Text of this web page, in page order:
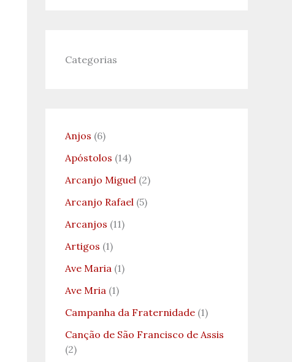
Categorias
Anjos (6)
Apóstolos (14)
Arcanjo Miguel (2)
Arcanjo Rafael (5)
Arcanjos (11)
Artigos (1)
Ave Maria (1)
Ave Mria (1)
Campanha da Fraternidade (1)
Canção de São Francisco de Assis
(2)